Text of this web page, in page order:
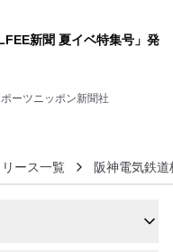
新聞 夏イベ特集号」発
ーツニッポン新聞社
ース一覧 阪神電気鉄